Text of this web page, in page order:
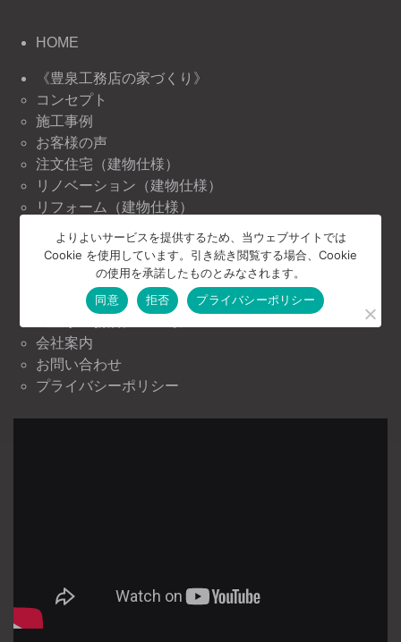
HOME
《豊泉工務店の家づくり》
コンセプト
施工事例
お客様の声
注文住宅（建物仕様）
リノベーション（建物仕様）
リフォーム（建物仕様）
《豊泉工務店の情報》
ニュース＆トピックス
イベント情報
会社案内
お問い合わせ
プライバシーポリシー
よりよいサービスを提供するため、当ウェブサイトでは
Cookie を使用しています。引き続き閲覧する場合、Cookie
の使用を承諾したものとみなされます。
同意
拒否 プライバシーポリシー